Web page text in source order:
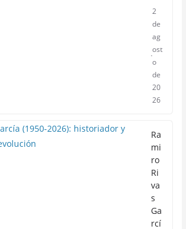
2
de
ag
ost
o
de
20
26
Ra
mi
ro
Ri
va
s
Ga
rcí